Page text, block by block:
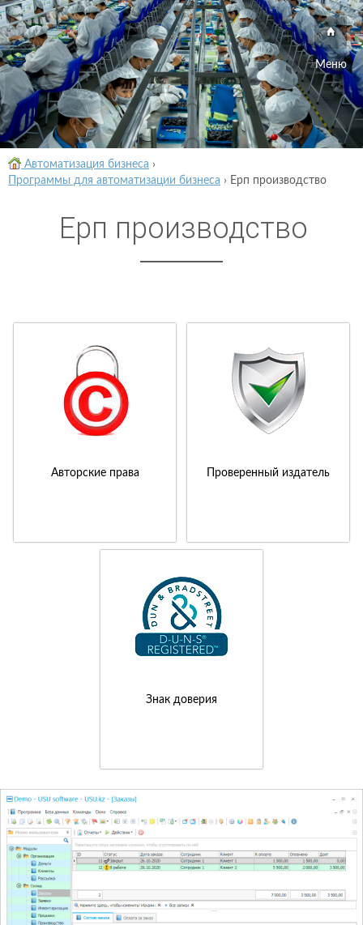
Меню
Автоматизация бизнеса ›
Программы для автоматизации бизнеса › Ерп производство
Ерп производство
Авторские права Проверенный издатель
Знак доверия